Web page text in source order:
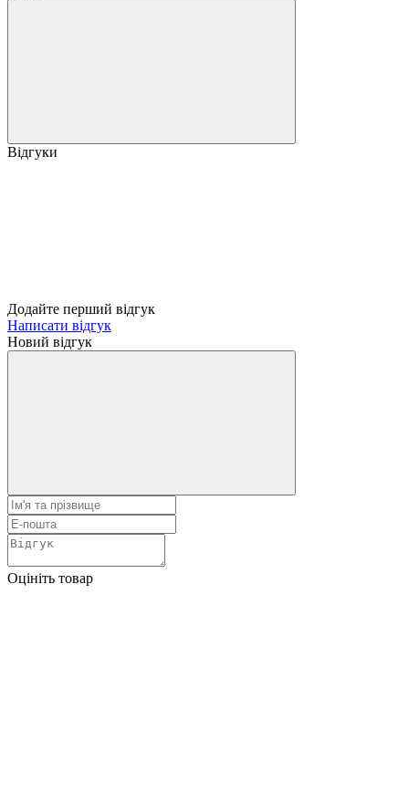
Відгуки
Додайте перший відгук
Написати відгук
Новий відгук
Оцініть товар